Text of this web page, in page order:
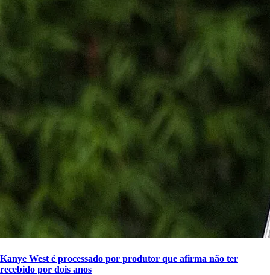
Kanye West é processado por produtor que afirma não ter
recebido por dois anos